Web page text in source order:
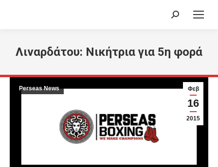
Search:
Λιναρδάτου: Νικήτρια για 5η φορά
Φεβ
16
2015
Perseas News